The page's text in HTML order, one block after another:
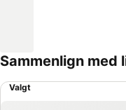
Sammenlign
Valgt